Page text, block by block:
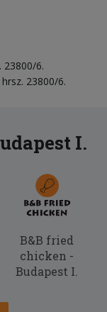
23800/6.
23800/6.
I.
B&B fried
chicken -
Budapest I.